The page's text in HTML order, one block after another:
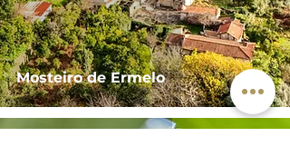
Mosteiro de Ermelo